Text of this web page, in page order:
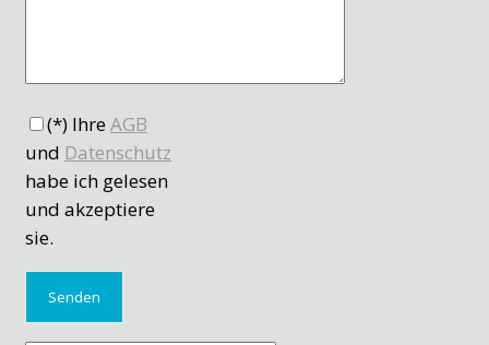
(*) IhreAGB
und Datenschutz
habe ich gelesen
und akzeptiere
sie.